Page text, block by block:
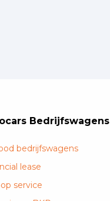
Bedrijfswagens
bedrijfswagens
lease
service